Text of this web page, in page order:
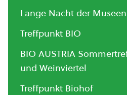
Lange Nacht der
Treffpunkt BIO
BIO AUSTRIA
und Weinviertel
Treffpunkt Biohof